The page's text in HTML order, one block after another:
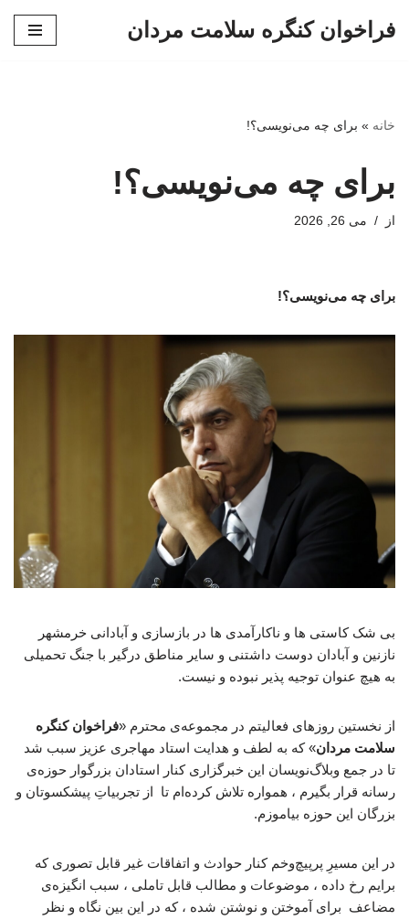
فراخوان کنگره سلامت مردان
خانه » برای چه می‌نویسی؟!
برای چه می‌نویسی؟!
از می 26, 2026
برای چه می‌نویسی؟!
بی شک کاستی ها و ناکارآمدی ها در بازسازی و آبادانی خرمشهر
نازنین و آبادان دوست داشتنی و سایر مناطق درگیر با جنگ تحمیلی
به هیچ عنوان توجیه پذیر نبوده و نیست.
از نخستین روزهای فعالیتم در مجموعه‌ی محترم «فراخوان کنگره
سلامت مردان» که به لطف و هدایت استاد مهاجری عزیز سبب شد
تا در جمع وبلاگ‌نویسان این خبرگزاری کنار استادان بزرگوار حوزه‌ی
رسانه قرار بگیرم ، همواره تلاش کرده‌ام تا از تجربیاتِ پیشکسوتان و
بزرگان این حوزه بیاموزم.
در این مسیرِ پرپیچ‌وخم کنار حوادث و اتفاقات غیر قابل تصوری که
برایم رخ داده ، موضوعات و مطالب قابل تاملی ، سبب انگیزه‌ی
مضاعف برای آموختن و نوشتن شده ، که در این بین نگاه و نظر